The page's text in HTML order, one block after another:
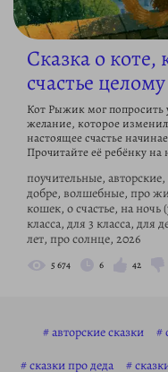
Сказка о
счастье
Кот Рыжик мог попросить
желание, которое
настоящее счастье
Прочитайте её ребёнку
поучительные,
добре, волшебные, про
кошек, о счастье, на
класса, для 3 класса, для
лет, про солнце, 2026
5 674 6 42
авторские сказки
сказки про деда